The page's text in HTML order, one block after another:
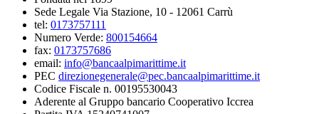
Sede Legale Via Stazione, 10 - 12061 Carrù
tel: 0173757111
Numero Verde: 800154664
fax: 0173757686
email: info@bancaalpimarittime.it
PEC direzionegenerale@pec.bancaalpimarittime.it
Codice Fiscale n. 00195530043
Aderente al Gruppo bancario Cooperativo Iccrea